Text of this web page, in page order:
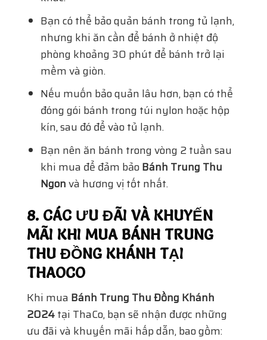
Bạn có thể bảo quản bánh trong tủ lạnh,
nhưng khi ăn cần để bánh ở nhiệt độ
phòng khoảng 30 phút để bánh trở lại
mềm và giòn.
Nếu muốn bảo quản lâu hơn, bạn có thể
đóng gói bánh trong túi nylon hoặc hộp
kín, sau đó để vào tủ lạnh.
Bạn nên ăn bánh trong vòng 2 tuần sau
khi mua để đảm bảo Bánh Trung Thu
Ngonvà hương vị tốt nhất.
8. CÁC ƯU ĐÃI VÀ KHUYẾN
MÃI KHI MUA BÁNH TRUNG
THU ĐỒNG KHÁNH TẠI
THAOCO
Khi mua Bánh Trung Thu Đồng Khánh
2024tại ThaCo, bạn sẽ nhận được những
ưu đãi và khuyến mãi hấp dẫn, bao gồm: